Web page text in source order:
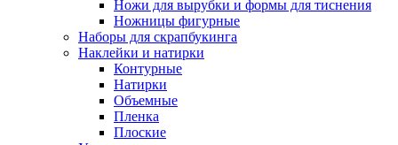
Ножи для вырубки и формы для тиснения
Ножницы фигурные
Наборы для скрапбукинга
Наклейки и натирки
Контурные
Натирки
Объемные
Пленка
Плоские